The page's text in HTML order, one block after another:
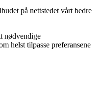
på nettstedet vårt bedre
nødvendige
helst tilpasse preferansene